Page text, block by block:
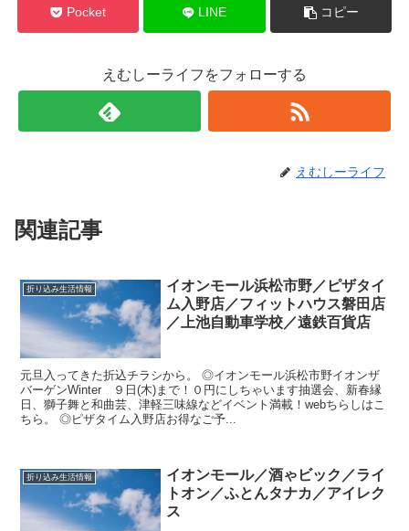
Pocket LINE コピー
えむしーライフをフォローする
えむしーライフ
関連記事
折り込み生活情報
イオンモール浜松市野／ピザタイ
ム入野店／フィットハウス磐田店
／上池自動車学校／遠鉄百貨店
元旦入ってきた折込チラシから。 ◎イオンモール浜松市野イオンザ
バーゲンWinter ９日(木)まで！０円にしちゃいます抽選会、新春縁
日、獅子舞と和曲芸、津軽三味線などイベント満載！webちらしはこ
ちら。 ◎ピザタイム入野店お得なご予...
折り込み生活情報
イオンモール／酒ゃビック／ライ
トオン／ふとんタナカ／アイレク
ス